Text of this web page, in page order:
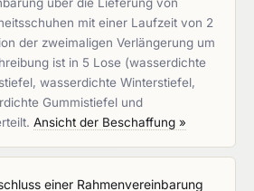
mit einer Laufzeit von 2
der zweimaligen Verlängerung um
ist in 5 Lose (wasserdichte
wasserdichte Winterstiefel,
Gummistiefel und
Ansicht der Beschaffung »
einer Rahmenvereinbarung